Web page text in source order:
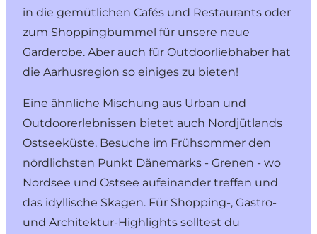
in die gemütlichen Cafés und Restaurants oder
zum Shoppingbummel für unsere neue
Garderobe. Aber auch für Outdoorliebhaber hat
die Aarhusregion so einiges zu bieten!
Eine ähnliche Mischung aus Urban und
Outdoorerlebnissen bietet auch Nordjütlands
Ostseeküste. Besuche im Frühsommer den
nördlichsten Punkt Dänemarks - Grenen - wo
Nordsee und Ostsee aufeinander treffen und
das idyllische Skagen. Für Shopping-, Gastro-
und Architektur-Highlights solltest du